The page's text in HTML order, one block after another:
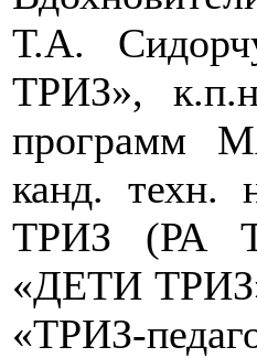
Т.А.
ТРИЗ»,
программ
канд. техн.
ТРИЗ (РА
«ДЕТИ ТРИЗ»
«ТРИЗ-